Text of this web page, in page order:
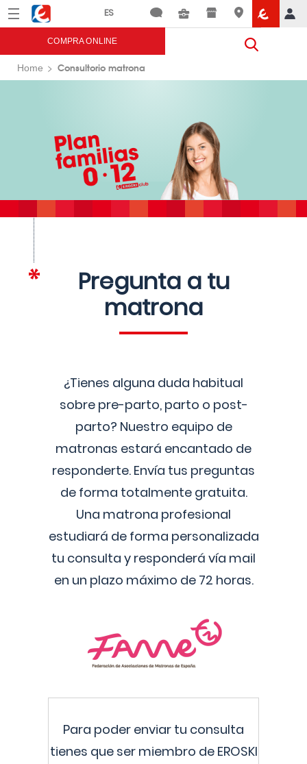
Menú Eroski
COMPRA ONLINE
Home Consultorio matrona
Pregunta a tu
matrona
¿Tienes alguna duda habitual
sobre pre-parto, parto o post-
parto? Nuestro equipo de
matronas estará encantado de
responderte. Envía tus preguntas
de forma totalmente gratuita.
Una matrona profesional
estudiará de forma personalizada
tu consulta y responderá vía mail
en un plazo máximo de 72 horas.
Para poder enviar tu consulta
tienes que ser miembro de EROSKI